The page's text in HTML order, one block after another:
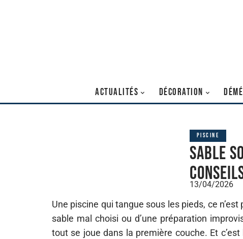
ACTUALITÉS DÉCORATION
PISCINE
Sable
13/04/2026
Une piscine qui tangue sous les pieds, ce n’est
sable mal choisi ou d’une préparation
tout se joue dans la première couche. Et